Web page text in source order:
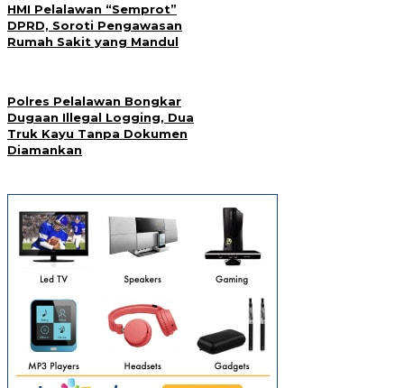
HMI Pelalawan “Semprot”
DPRD, Soroti Pengawasan
Rumah Sakit yang Mandul
Polres Pelalawan Bongkar
Dugaan Illegal Logging, Dua
Truk Kayu Tanpa Dokumen
Diamankan